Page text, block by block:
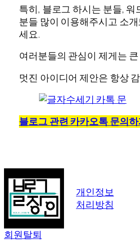
특히, 블로그 하시는 분들,
분들 많이 이용해주시고 소
세요.
여러분들의 관심이 제게는
멋진 아이디어 제안은 항상
블로그 관련 카카오톡 문의하
개인정보
처리방침
회원탈퇴